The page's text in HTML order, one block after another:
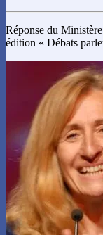
Réponse du
édition « Débats